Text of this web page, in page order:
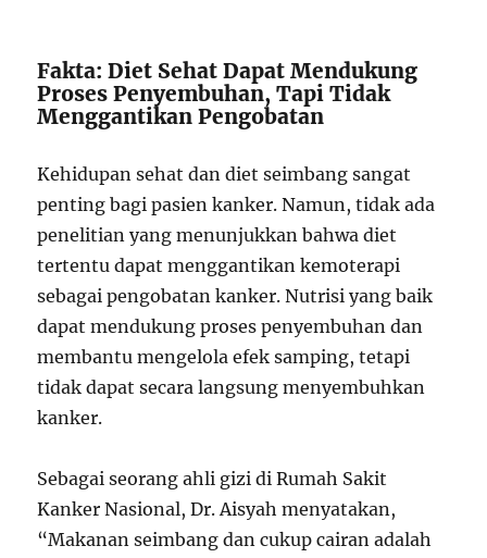
Fakta: Diet Sehat Dapat Mendukung
Proses Penyembuhan, Tapi Tidak
Menggantikan Pengobatan
Kehidupan sehat dan diet seimbang sangat
penting bagi pasien kanker. Namun, tidak ada
penelitian yang menunjukkan bahwa diet
tertentu dapat menggantikan kemoterapi
sebagai pengobatan kanker. Nutrisi yang baik
dapat mendukung proses penyembuhan dan
membantu mengelola efek samping, tetapi
tidak dapat secara langsung menyembuhkan
kanker.
Sebagai seorang ahli gizi di Rumah Sakit
Kanker Nasional, Dr. Aisyah menyatakan,
“Makanan seimbang dan cukup cairan adalah